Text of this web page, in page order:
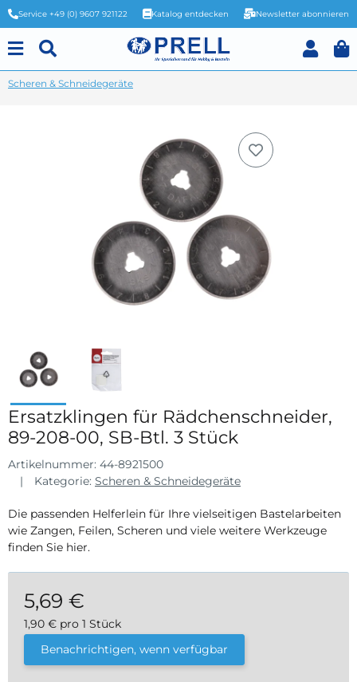
Service +49 (0) 9607 921122 Katalog entdecken Newsletter abonnieren
Scheren & Schneidegeräte
Ersatzklingen für Rädchenschneider,
89-208-00, SB-Btl. 3 Stück
Artikelnummer: 44-8921500
Kategorie: Scheren & Schneidegeräte
Die passenden Helferlein für Ihre vielseitigen Bastelarbeiten
wie Zangen, Feilen, Scheren und viele weitere Werkzeuge
finden Sie hier.
5,69 €
1,90 € pro 1 Stück
inkl. 19% USt. , zzgl.
Benachrichtigen, wenn verfügbar